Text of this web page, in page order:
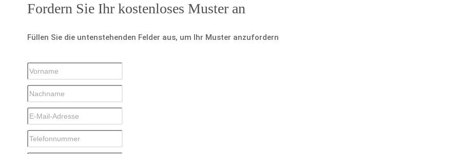
Fordern Sie Ihr kostenloses Muster an
Füllen Sie die untenstehenden Felder aus, um Ihr Muster anzufordern